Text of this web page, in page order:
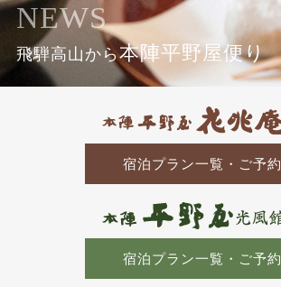
NEWS
飛騨高山から本陣平野屋便り
宿泊プラン一覧・ご予約
宿泊プラン一覧・ご予約